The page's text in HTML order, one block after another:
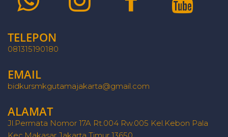
TELEPON
081315190180
EMAIL
bidkursmkgutamajakarta@gmail.com
ALAMAT
Jl.Permata Nomor 17A Rt.004 Rw.005 Kel.Kebon Pala